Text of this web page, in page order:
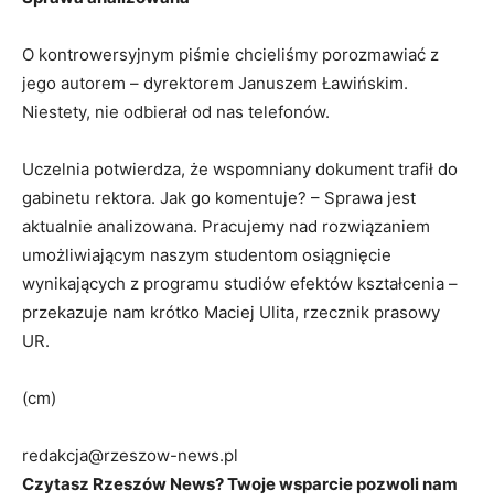
O kontrowersyjnym piśmie chcieliśmy porozmawiać z
jego autorem – dyrektorem Januszem Ławińskim.
Niestety, nie odbierał od nas telefonów.
Uczelnia potwierdza, że wspomniany dokument trafił do
gabinetu rektora. Jak go komentuje? – Sprawa jest
aktualnie analizowana. Pracujemy nad rozwiązaniem
umożliwiającym naszym studentom osiągnięcie
wynikających z programu studiów efektów kształcenia –
przekazuje nam krótko Maciej Ulita, rzecznik prasowy
UR.
(cm)
redakcja@rzeszow-news.pl
Czytasz Rzeszów News? Twoje wsparcie pozwoli nam